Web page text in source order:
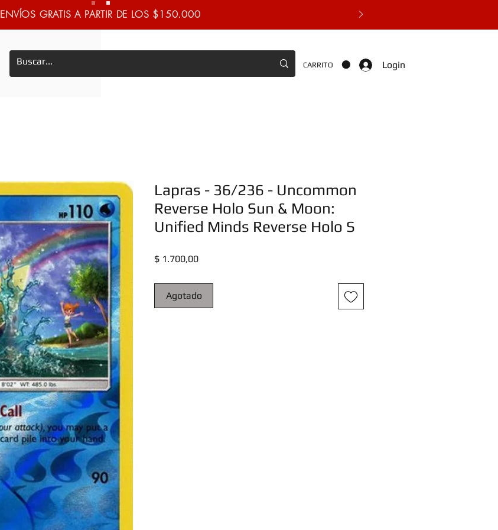
ENVÍOS GRATIS A PARTIR DE LOS $150.000
CARRITO Login
Lapras - 36/236 - Uncommon
Reverse Holo Sun & Moon:
Unified Minds Reverse Holo S
$ 1.700,00Precio
Agotado